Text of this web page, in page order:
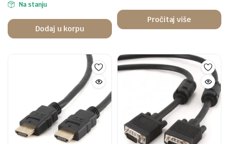
Na stanju
Dodaj u korpu
Pročitaj više